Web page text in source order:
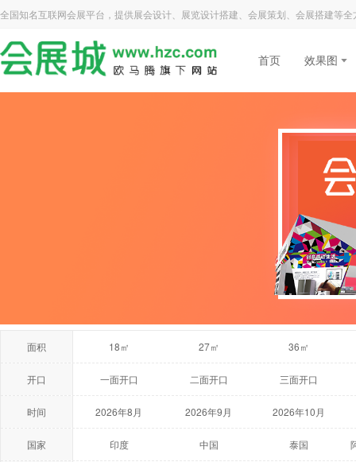
全国知名互联网会展平台，提供展会设计、展览设计搭建、会展策划、会展搭建等
首页 效果图
面积 18㎡ 27㎡ 36㎡
开口 一面开口 二面开口 三面开口
时间 2026年8月 2026年9月 2026年10月
2027年5月 2027年6月 2027年7月
国家 印度 中国 泰国